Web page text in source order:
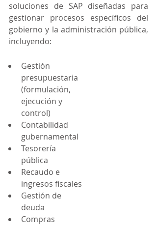
soluciones de SAP diseñadas para
gestionar procesos específicos del
gobierno y la administración pública,
incluyendo:
Gestión
presupuestaria
(formulación,
ejecución y
control)
Contabilidad
gubernamental
Tesorería
pública
Recaudo e
ingresos fiscales
Gestión de
deuda
Compras